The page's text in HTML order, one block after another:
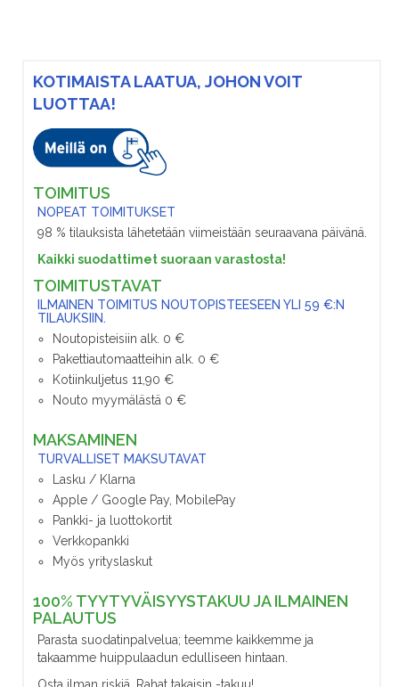
KOTIMAISTA LAATUA, JOHON VOIT
LUOTTAA!
TOIMITUS
NOPEAT TOIMITUKSET
98 % tilauksista lähetetään viimeistään seuraavana päivänä.
Kaikki suodattimet suoraan varastosta!
TOIMITUSTAVAT
ILMAINEN TOIMITUS NOUTOPISTEESEEN YLI 59 €:N
TILAUKSIIN.
Noutopisteisiin alk. 0 €
Pakettiautomaatteihin alk. 0 €
Kotiinkuljetus 11,90 €
Nouto myymälästä 0 €
MAKSAMINEN
TURVALLISET MAKSUTAVAT
Lasku / Klarna
Apple / Google Pay, MobilePay
Pankki- ja luottokortit
Verkkopankki
Myös yrityslaskut
100% TYYTYVÄISYYSTAKUU JA ILMAINEN
PALAUTUS
Parasta suodatinpalvelua; teemme kaikkemme ja
takaamme huippulaadun edulliseen hintaan.